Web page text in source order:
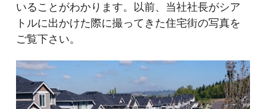
いることがわかります。以前、当社社長がシア
トルに出かけた際に撮ってきた住宅街の写真を
ご覧下さい。